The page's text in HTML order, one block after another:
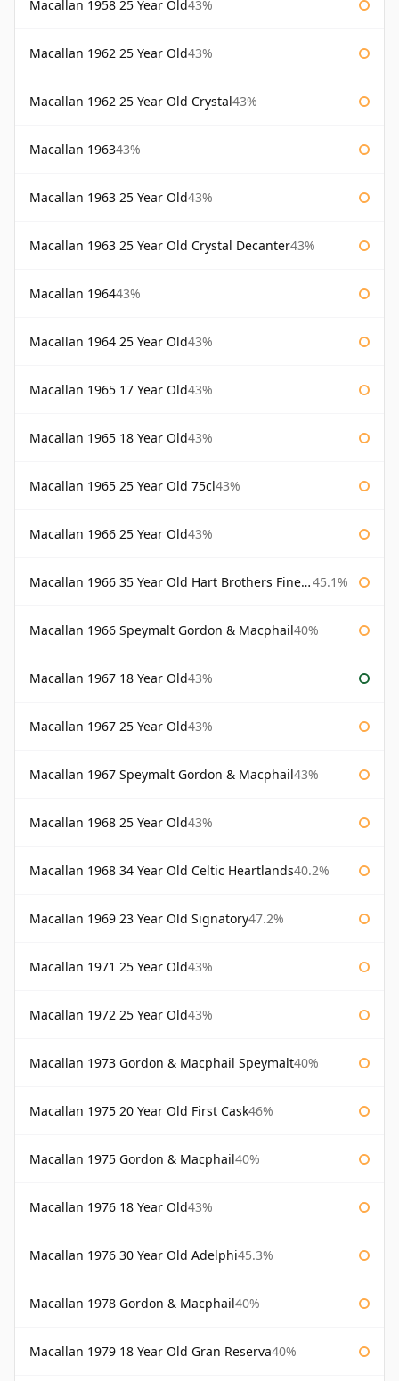
Macallan 1958 25 Year Old43%
Macallan 1962 25 Year Old43%
Macallan 1962 25 Year Old Crystal43%
Macallan 196343%
Macallan 1963 25 Year Old43%
Macallan 1963 25 Year Old Crystal Decanter43%
Macallan 196443%
Macallan 1964 25 Year Old43%
Macallan 1965 17 Year Old43%
Macallan 1965 18 Year Old43%
Macallan 1965 25 Year Old 75cl43%
Macallan 1966 25 Year Old43%
Macallan 1966 35 Year Old Hart Brothers Finest Collection 45.1%
Macallan 1966 Speymalt Gordon & Macphail40%
Macallan 1967 18 Year Old43%
Macallan 1967 25 Year Old43%
Macallan 1967 Speymalt Gordon & Macphail43%
Macallan 1968 25 Year Old43%
Macallan 1968 34 Year Old Celtic Heartlands40.2%
Macallan 1969 23 Year Old Signatory47.2%
Macallan 1971 25 Year Old43%
Macallan 1972 25 Year Old43%
Macallan 1973 Gordon & Macphail Speymalt40%
Macallan 1975 20 Year Old First Cask46%
Macallan 1975 Gordon & Macphail40%
Macallan 1976 18 Year Old43%
Macallan 1976 30 Year Old Adelphi45.3%
Macallan 1978 Gordon & Macphail40%
Macallan 1979 18 Year Old Gran Reserva40%